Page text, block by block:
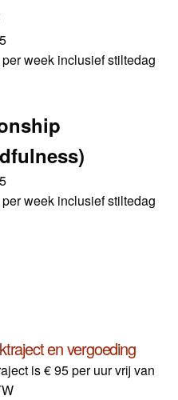
week inclusief stiltedag
week inclusief stiltedag
en vergoeding
is€ 95 per uur vrij van